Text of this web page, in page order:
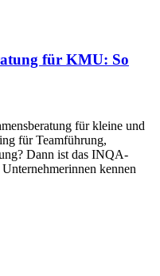
für KMU: So
für kleine und
für Teamführung,
Dann ist das INQA-
kennen